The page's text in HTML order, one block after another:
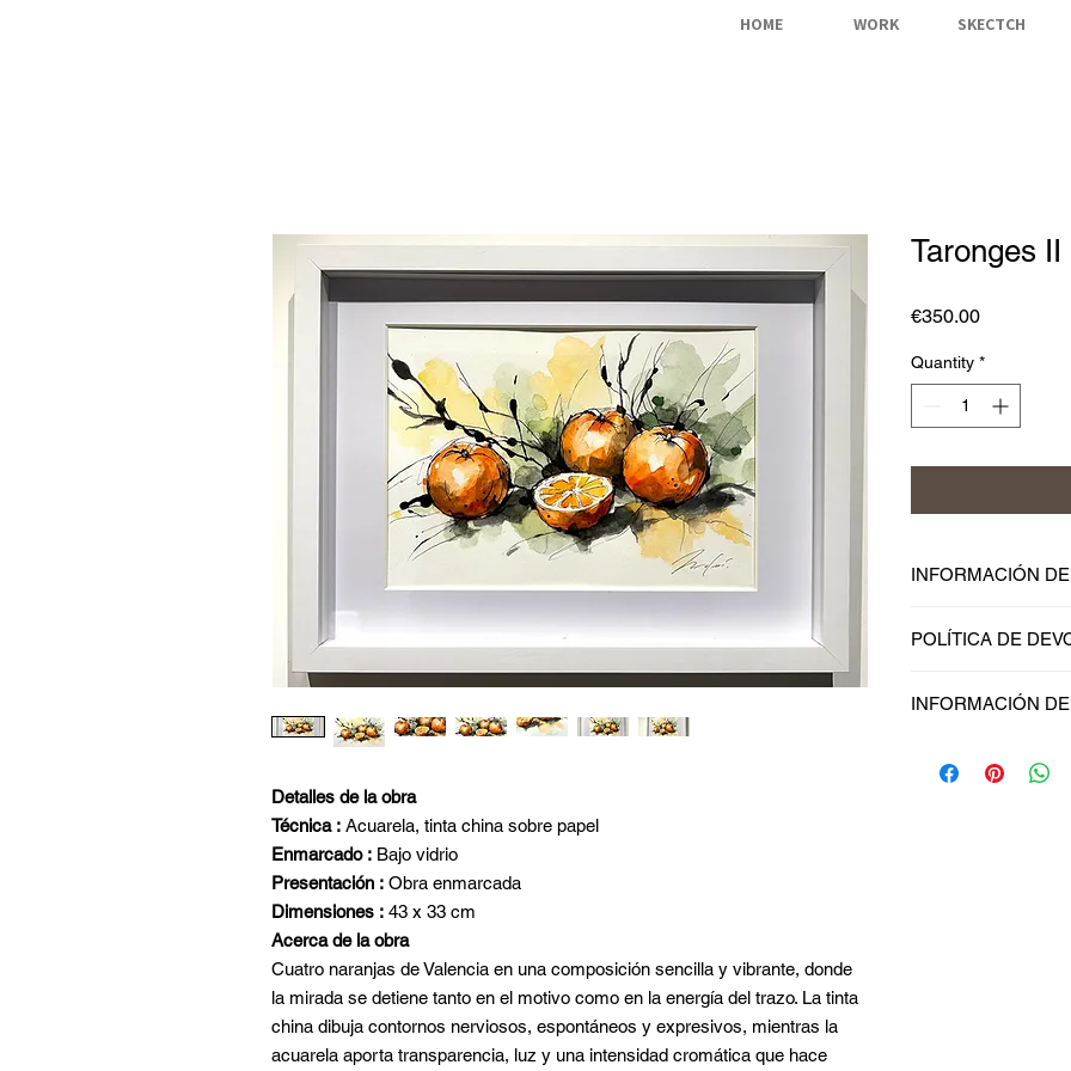
HOME WORK SKECTCH
Detalles de la obra
Técnica : Acuarela, tinta china sobre papel
Enmarcado : Bajo vidrio
Presentación : Obra enmarcada
Dimensiones : 43 x 33 cm
Acerca de la obra
Cuatro naranjas de Valencia en una composición sencilla y vibrante, donde
la mirada se detiene tanto en el motivo como en la energía del trazo. La tinta
china dibuja contornos nerviosos, espontáneos y expresivos, mientras la
acuarela aporta transparencia, luz y una intensidad cromática que hace
Taronges II
€350.00Price
Quantity *
INFORMACIÓN
Técnica :
under glass
POLÍTICA DE
oportunidad ideal
generas confianza
INFORMACIÓN
información sobre